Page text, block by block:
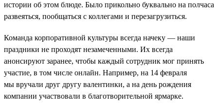
истории об этом блюде. Было прикольно буквально на полчаса
развеяться, пообщаться с коллегами и перезагрузиться.
Команда корпоративной культуры всегда начеку — наши
праздники не проходят незамеченными. Их всегда
анонсируют заранее, чтобы каждый сотрудник мог принять
участие, в том числе онлайн. Например, на 14 февраля
мы вручали друг другу валентинки, а на день рождения
компании участвовали в благотворительной ярмарке.